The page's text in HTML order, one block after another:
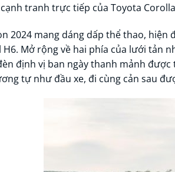
tranh trực tiếp của Toyota
2024 mang dáng dấp thể thao,
H6. Mở rộng về hai phía của lưới tản
định vị ban ngày thanh mảnh
tự như đầu xe, đi cùng cản sau